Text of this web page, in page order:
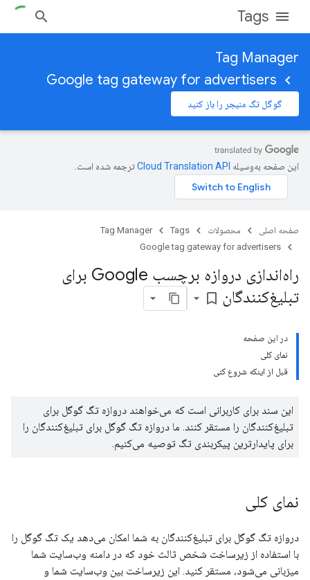
Tags
Tag Manager
Google tag gateway for advertisers
گوگل تگ منیجر را باز کنید
این صفحه به‌وسیله ترجمه شده است.
صفحه اصلی محصولات Tags
Tag Manager
Google tag gateway for advertisers
راه‌اندازی دروازه برچسب Google برای
تبلیغ‌کنندگان bookmark_border
در این صفحه
نمای کلی
قبل از اینکه شروع کنی
این سند برای کاربرانی است که می‌خواهند دروازه تگ گوگل برای
تبلیغ‌کنندگان را مستقر کنند. ما دروازه تگ گوگل برای تبلیغ‌کنندگان را
برای پایدارترین پیکربندی تگ توصیه می‌کنیم.
نمای کلی
دروازه تگ گوگل برای تبلیغ‌کنندگان به شما امکان می‌دهد یک تگ گوگل را
با استفاده از زیرساخت شخص ثالث خود که در دامنه وب‌سایت شما
میزبانی می‌شود، مستقر کنید. این زیرساخت بین وب‌سایت شما و